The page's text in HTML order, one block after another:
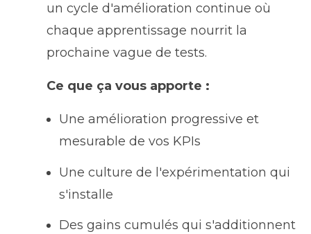
un cycle d'amélioration continue où
chaque apprentissage nourrit la
prochaine vague de tests.
Ce que ça vous apporte :
Une amélioration progressive et
mesurable de vos KPIs
Une culture de l'expérimentation qui
s'installe
Des gains cumulés qui s'additionnent